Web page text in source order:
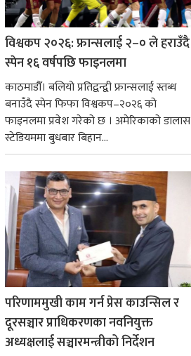
विश्वकप २०२६: फ्रान्सलाई २–० ले हराउँदै
स्पेन १६ वर्षपछि फाइनलमा
काठमाडौँ। बलियो प्रतिद्वन्द्वी फ्रान्सलाई स्तब्ध
बनाउँदै स्पेन फिफा विश्वकप–२०२६ को
फाइनलमा प्रवेश गरेको छ । अमेरिकाको डालास
स्टेडियममा बुधबार बिहान...
परिणाममुखी काम गर्न प्रेस काउन्सिल र
दूरसञ्चार प्राधिकरणका नवनियुक्त
अध्यक्षलाई सञ्चारमन्त्रीको निर्देशन